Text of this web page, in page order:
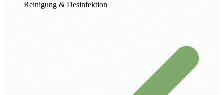
Reinigung & Desinfektion